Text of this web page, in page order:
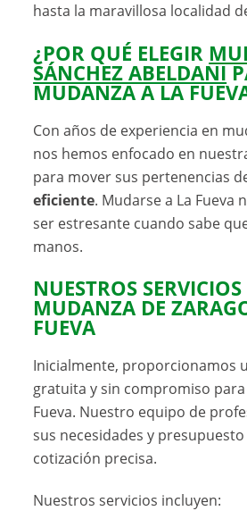
hasta la maravillosa localidad
¿POR QUÉ ELEGIR
SÁNCHEZ ABELDANI
MUDANZA A LA
Con años de experiencia en
nos hemos enfocado en
para mover sus pertenencias
eficiente. Mudarse a La Fueva
ser estresante cuando sabe
manos.
NUESTROS SERVICIOS
MUDANZA DE
FUEVA
Inicialmente, proporcionamos
gratuita y sin compromiso para
Fueva. Nuestro equipo de
sus necesidades y
cotización precisa.
Nuestros servicios incluyen: